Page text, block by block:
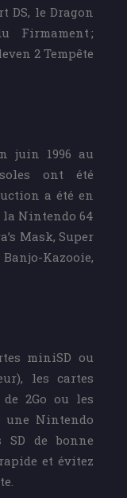
DS, le Dragon
Firmament ;
2 Tempête
juin 1996 au
ont été
a été en
la Nintendo 64
Mask, Super
Kazooie,
miniSD ou
les cartes
2Go ou les
une Nintendo
SD de bonne
et évitez